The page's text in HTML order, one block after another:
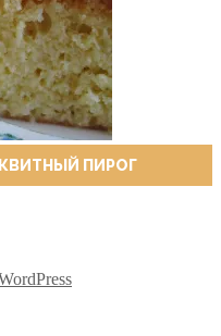
ПИРОГ